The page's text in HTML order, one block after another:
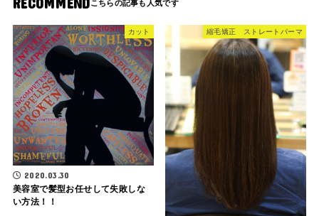
カット
2020.03.30
美容室で髪型お任せして失敗しな
い方法！！
縮毛矯正 ストレートパーマ